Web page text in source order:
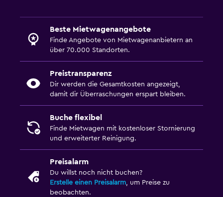
Beste Mietwagenangebote
Finde Angebote von Mietwagenanbietern an
über 70.000 Standorten.
Preistransparenz
Dir werden die Gesamtkosten angezeigt,
damit dir Überraschungen erspart bleiben.
Buche flexibel
Finde Mietwagen mit kostenloser Stornierung
und erweiterter Reinigung.
Preisalarm
Du willst noch nicht buchen?
Erstelle einen Preisalarm, um Preise zu
beobachten.